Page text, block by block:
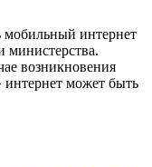
интернет
министерства.
возникновения
интернет может быть